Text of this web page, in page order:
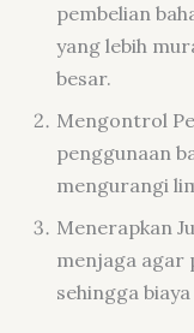
pembelian
yang lebih
besar.
Mengontrol
penggunaan
mengurangi
Menerapkan
menjaga agar
sehingga